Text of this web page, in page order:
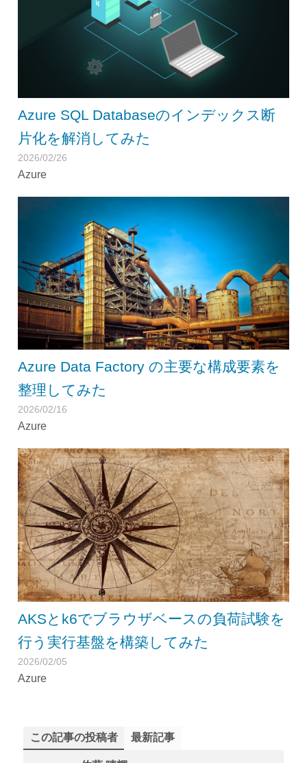
Azure SQL Databaseのインデックス断
片化を解消してみた
2026/02/26
Azure
Azure Data Factory の主要な構成要素を
整理してみた
2026/02/16
Azure
AKSとk6でブラウザベースの負荷試験を
行う実行基盤を構築してみた
2026/02/05
Azure
この記事の投稿者 最新記事